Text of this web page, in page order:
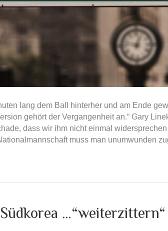
lang dem Ball hinterher und am Ende
gehört der Vergangenheit an.“ Gary
dass wir ihm nicht einmal
muss man unumwunden